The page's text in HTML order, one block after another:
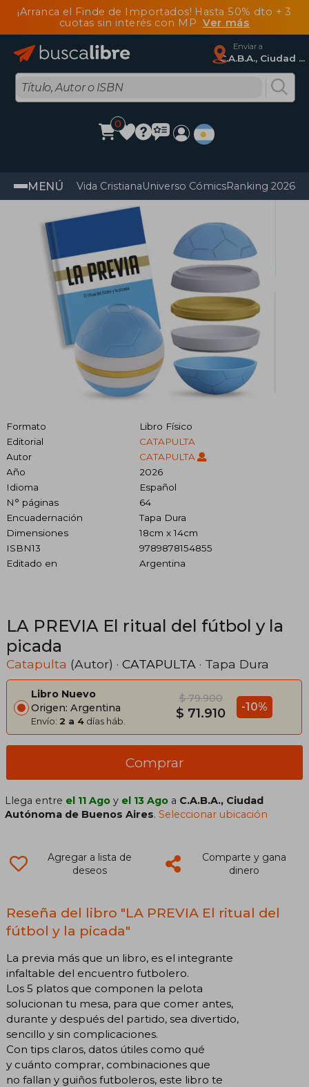
¡Arranca el Finde de Importados! Hasta 50% dto + 3
cuotas sin interés con MP Ver más
Enviar a
C.A.B.A., Ciudad Autónoma De Buenos Aires
0
MENÚ Vida CristianaUniverso CómicsRanking 2026
Formato
Libro Físico
Editorial
CATAPULTA
Autor
CATAPULTA
Año
2026
Idioma
Español
N° páginas
64
Encuadernación
Tapa Dura
Dimensiones
18cm x 14cm
ISBN13
9789878154855
Editado en
Argentina
LA PREVIA El ritual del fútbol y la
picada
Catapulta (Autor) · CATAPULTA · Tapa Dura
Libro Nuevo
Origen: Argentina
Envío: 2 a 4 días háb.
$ 79.900
$ 71.910 -10%
Comprar
Llega entre el 11 Ago y el 13 Ago a C.A.B.A., Ciudad
Autónoma de Buenos Aires.Seleccionar ubicación
Agregar a lista de
deseos
Comparte y gana
dinero
Reseña del libro "LA PREVIA El ritual del
fútbol y la picada"
La previa más que un libro, es el integrante
infaltable del encuentro futbolero.
Los 5 platos que componen la pelota
solucionan tu mesa, para que comer antes,
durante y después del partido, sea divertido,
sencillo y sin complicaciones.
Con tips claros, datos útiles como qué
y cuánto comprar, combinaciones que
no fallan y guiños futboleros, este libro te